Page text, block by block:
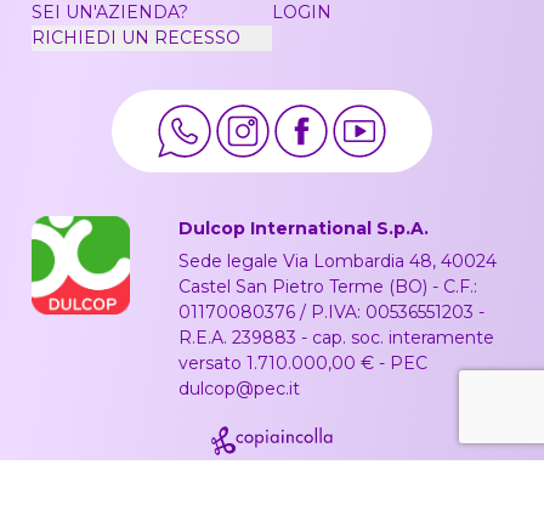
SEI UN'AZIENDA?
RICHIEDI UN RECESSO
LOGIN
Dulcop International S.p.A.
Sede legale Via Lombardia 48, 40024
Castel San Pietro Terme (BO) - C.F.:
01170080376 / P.IVA: 00536551203 -
R.E.A. 239883 - cap. soc. interamente
versato 1.710.000,00 € - PEC
dulcop@pec.it